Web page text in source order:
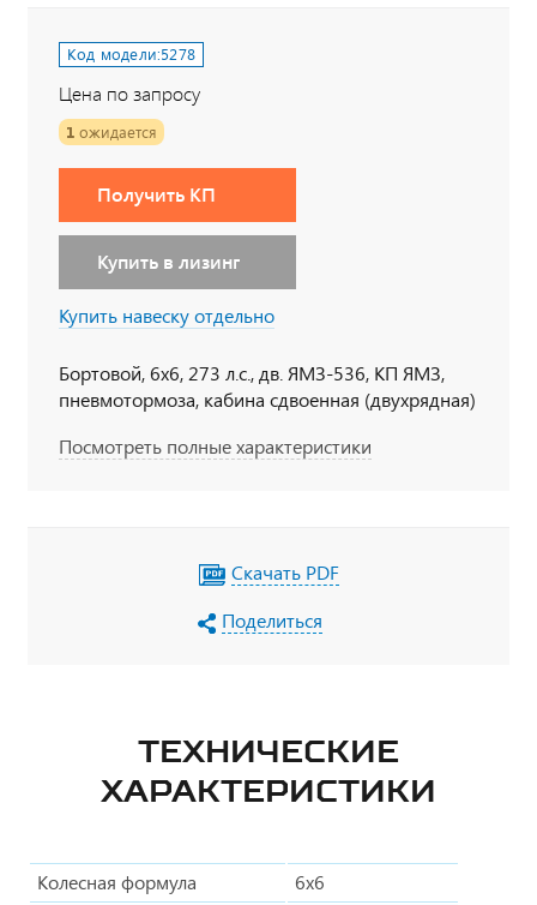
Код модели:5278
Цена по запросу
1 ожидается
Получить КП
Купить в лизинг
Купить навеску отдельно
Бортовой, 6х6, 273 л.с., дв. ЯМЗ-536, КП ЯМЗ,
пневмотормоза, кабина сдвоенная (двухрядная)
Посмотреть полные характеристики
Скачать PDF
Поделиться
ТЕХНИЧЕСКИЕ
ХАРАКТЕРИСТИКИ
Колесная формула
6х6